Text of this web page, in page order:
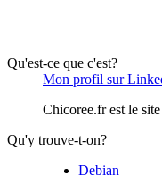
Qu'est-ce que c'est?
Mon profil sur
Chicoree.fr est le
Qu'y trouve-t-on?
Debian